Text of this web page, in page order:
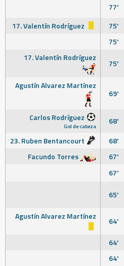
77'
17. Valentín Rodríguez
75'
75'
17. Valentín Rodríguez
75'
Agustín Alvarez Martínez
69'
Carlos Rodríguez
Gol de cabeza
68'
23. Ruben Bentancourt
68'
Facundo Torres
67'
67'
65'
Agustín Alvarez Martínez
64'
64'
64'